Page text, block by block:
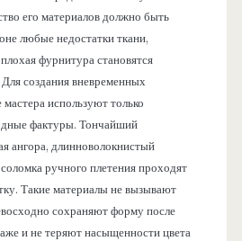
его материалов должно быть
любые недостатки ткани,
фурнитура становятся
создания вневременных
используют только
фактуры. Тончайший
ангора, длинноволокнистый
ручного плетения проходят
Такие материалы не вызывают
сохраняют форму после
и не теряют насыщенности цвета